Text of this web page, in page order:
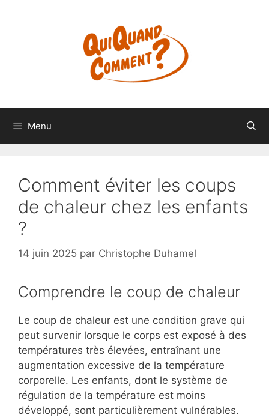
Menu
Comment éviter les coups
de chaleur chez les enfants
?
14 juin 2025 par Christophe Duhamel
Comprendre le coup de chaleur
Le coup de chaleur est une condition grave qui
peut survenir lorsque le corps est exposé à des
températures très élevées, entraînant une
augmentation excessive de la température
corporelle. Les enfants, dont le système de
régulation de la température est moins
développé, sont particulièrement vulnérables.